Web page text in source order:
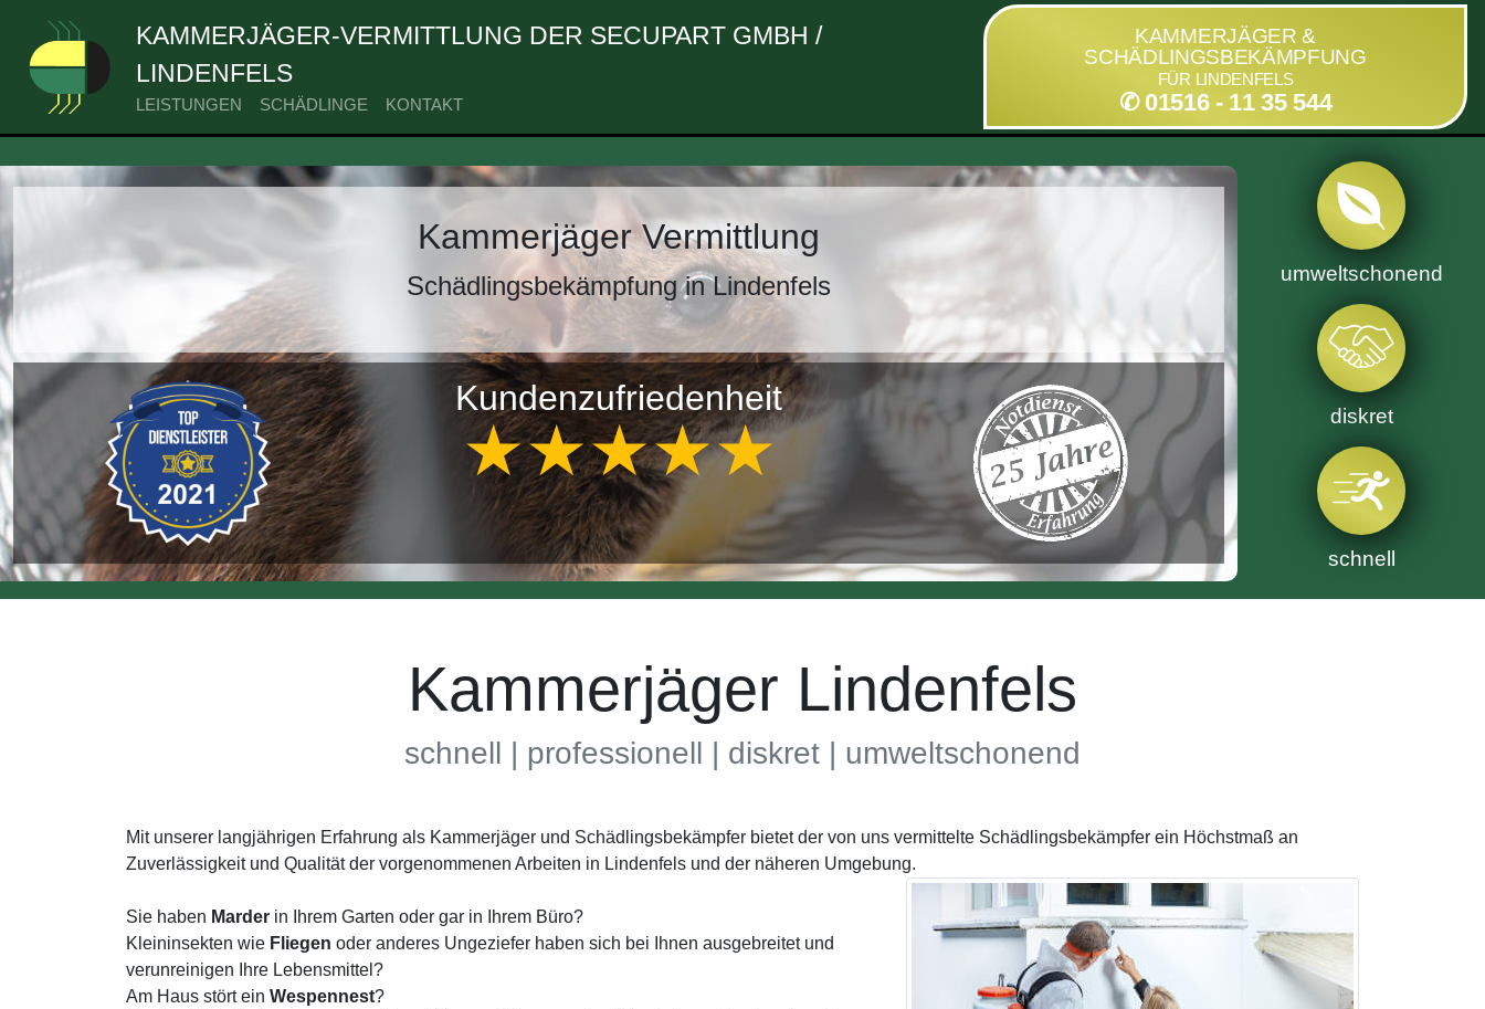
KAMMERJÄGER-VERMITTLUNG DER SECUPART GMBH /
LINDENFELS
LEISTUNGEN SCHÄDLINGE KONTAKT
KAMMERJÄGER &
SCHÄDLINGSBEKÄMPFUNG
FÜR LINDENFELS
✆ 01516 - 11 35 544
Kammerjäger Vermittlung
Schädlingsbekämpfung in Lindenfels
Kundenzufriedenheit
★★★★★
umweltschonend
diskret
schnell
Kammerjäger Lindenfels
schnell | professionell | diskret | umweltschonend
Mit unserer langjährigen Erfahrung als Kammerjäger und Schädlingsbekämpfer bietet der von uns vermittelte Schädlingsbekämpfer ein Höchstmaß an
Zuverlässigkeit und Qualität der vorgenommenen Arbeiten in Lindenfels und der näheren Umgebung.
Sie haben Marder in Ihrem Garten oder gar in Ihrem Büro?
Kleininsekten wie Fliegen oder anderes Ungeziefer haben sich bei Ihnen ausgebreitet und
verunreinigen Ihre Lebensmittel?
Am Haus stört ein Wespennest?